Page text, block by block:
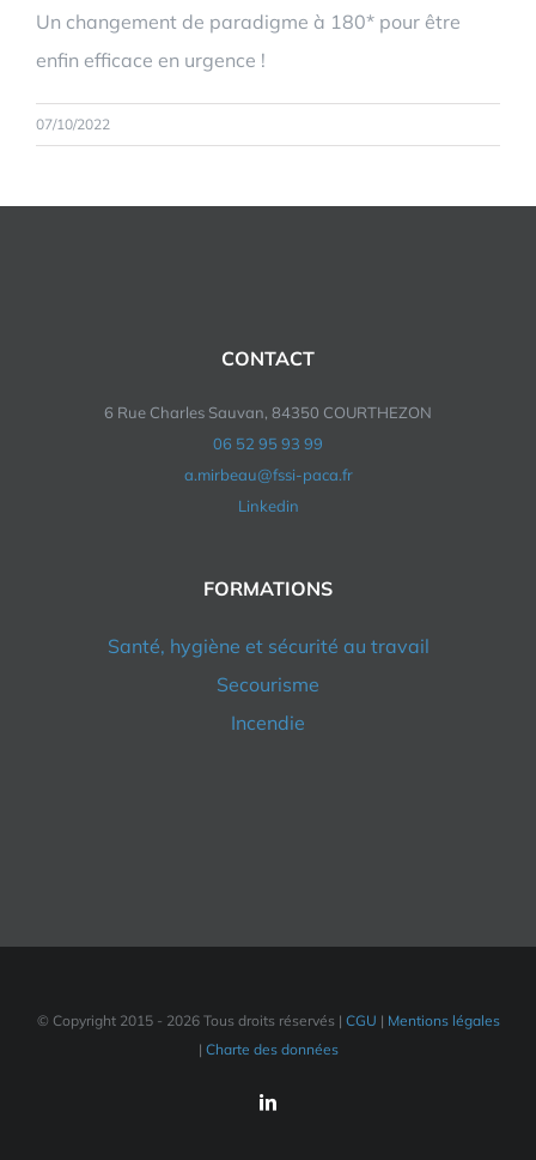
Un changement de paradigme à 180* pour être
enfin efficace en urgence !
07/10/2022
CONTACT
6 Rue Charles Sauvan, 84350 COURTHEZON
06 52 95 93 99
a.mirbeau@fssi-paca.fr
Linkedin
FORMATIONS
Santé, hygiène et sécurité au travail
Secourisme
Incendie
© Copyright 2015 - 2026 Tous droits réservés | CGU | Mentions légales
| Charte des données
LinkedIn